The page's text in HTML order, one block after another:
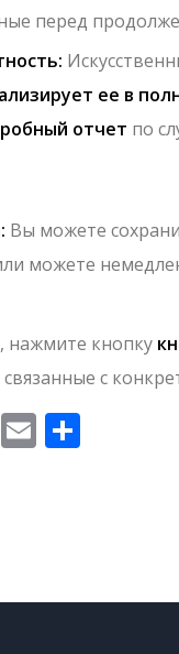
перед
ее в
отчет по
Вы можете
можете
нажмите кнопку
с
WhatsApp
Email